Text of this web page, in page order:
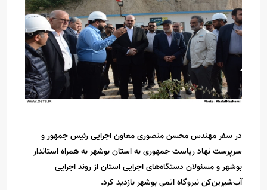
در سفر مهندس محسن منصوری معاون اجرایی رئیس جمهور و
سرپرست نهاد ریاست جمهوری به استان بوشهر به همراه استاندار
بوشهر و مسئولان دستگاه‌های اجرایی استان از روند اجرایی
آب‌شیرین‌کن نیروگاه اتمی بوشهر بازدید کرد.